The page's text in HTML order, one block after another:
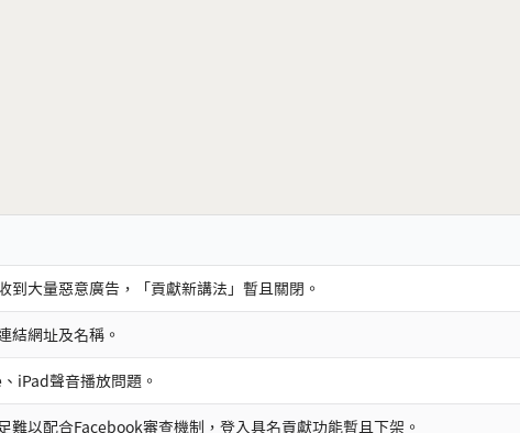
到大量惡意廣告，「貢獻新講法」暫且關閉。
結網址及名稱。
iPad聲音播放問題。
難以配合Facebook審查機制，登入具名貢獻功能暫且下架。